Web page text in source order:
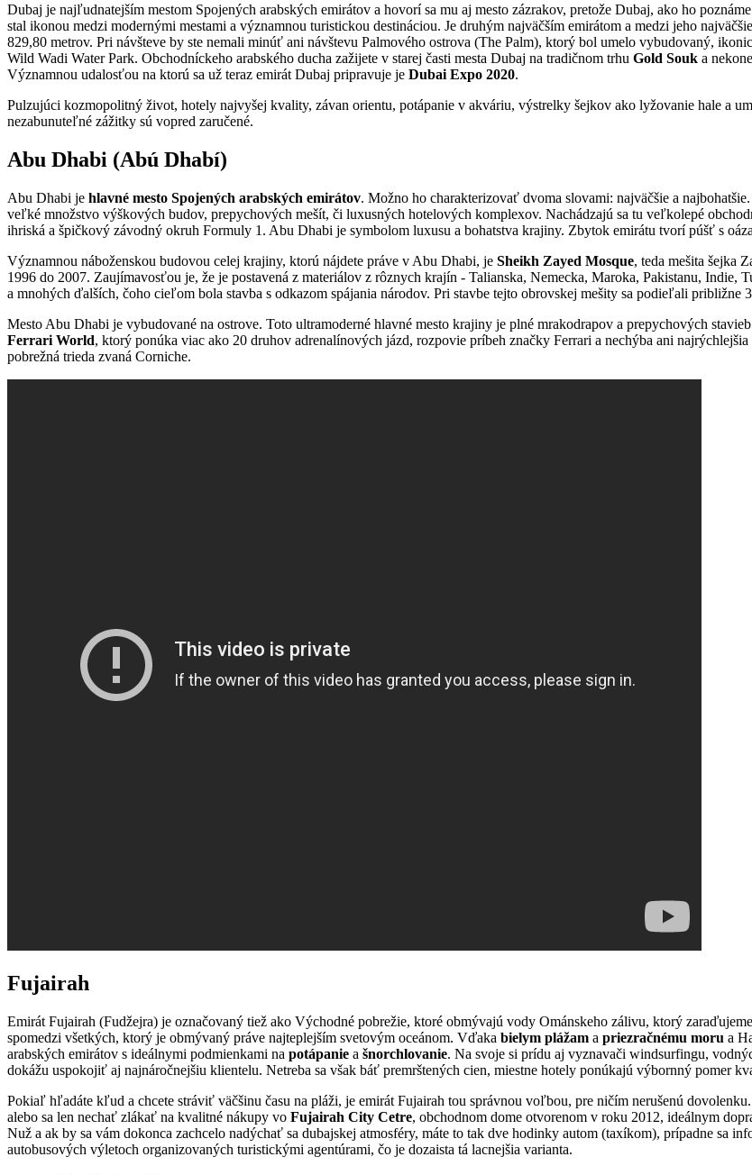
Dubaj je najľudnatejším mestom Spojených arabských emirátov a hovorí sa mu aj mesto zázrakov, pretože Dubaj, ako ho
stal ikonou medzi modernými mestami a významnou turistickou destináciou. Je druhým najväčším emirátom a medzi jeho
829,80 metrov. Pri návšteve by ste nemali minúť ani návštevu Palmového ostrova (The Palm), ktorý bol umelo vybudovaný,
Wild Wadi Water Park. Obchodníckeho arabského ducha zažijete v starej časti mesta Dubaj na tradičnom trhu Gold Souk a
Významnou udalosťou na ktorú sa už teraz emirát Dubaj pripravuje je Dubai Expo 2020.
Pulzujúci kozmopolitný život, hotely najvyšej kvality, závan orientu, potápanie v akváriu, výstrelky šejkov ako lyžovanie hale a
nezabunuteľné zážitky sú vopred zaručené.
Abu Dhabi (Abú Dhabí)
Abu Dhabi je hlavné mesto Spojených arabských emirátov. Možno ho charakterizovať dvoma slovami: najväčšie a
veľké množstvo výškových budov, prepychových mešít, či luxusných hotelových komplexov. Nachádzajú sa tu veľkolepé
ihriská a špičkový závodný okruh Formuly 1. Abu Dhabi je symbolom luxusu a bohatstva krajiny. Zbytok emirátu tvorí púšť s
Významnou náboženskou budovou celej krajiny, ktorú nájdete práve v Abu Dhabi, je Sheikh Zayed Mosque, teda mešita šejka
1996 do 2007. Zaujímavosťou je, že je postavená z materiálov z rôznych krajín - Talianska, Nemecka, Maroka, Pakistanu,
a mnohých ďalších, čoho cieľom bola stavba s odkazom spájania národov. Pri stavbe tejto obrovskej mešity sa podieľali približne
Mesto Abu Dhabi je vybudované na ostrove. Toto ultramoderné hlavné mesto krajiny je plné mrakodrapov a prepychových
Ferrari World, ktorý ponúka viac ako 20 druhov adrenalínových jázd, rozpovie príbeh značky Ferrari a nechýba ani
pobrežná trieda zvaná Corniche.
Fujairah
Emirát Fujairah (Fudžejra) je označovaný tiež ako Východné pobrežie, ktoré obmývajú vody Ománskeho zálivu, ktorý
spomedzi všetkých, ktorý je obmývaný práve najteplejším svetovým oceánom. Vďaka bielym plážam a priezračnému moru a
arabských emirátov s ideálnymi podmienkami na potápanie a šnorchlovanie. Na svoje si prídu aj vyznavači windsurfingu,
dokážu uspokojiť aj najnáročnejšiu klientelu. Netreba sa však báť premrštených cien, miestne hotely ponúkajú výbornný pomer
Pokiaľ hľadáte kľud a chcete stráviť väčšinu času na pláži, je emirát Fujairah tou správnou voľbou, pre ničím nerušenú
alebo sa len nechať zlákať na kvalitné nákupy vo Fujairah City Cetre, obchodnom dome otvorenom v roku 2012, ideálnym
Nuž a ak by sa vám dokonca zachcelo nadýchať sa dubajskej atmosféry, máte to tak dve hodinky autom (taxíkom), prípadne sa
autobusových výletoch organizovaných turistickými agentúrami, čo je dozaista tá lacnejšia varianta.